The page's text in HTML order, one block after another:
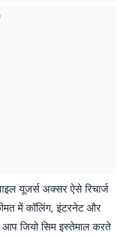
यूजर्स अक्सर ऐसे रिचार्ज
में कॉलिंग, इंटरनेट और
जियो सिम इस्तेमाल करते